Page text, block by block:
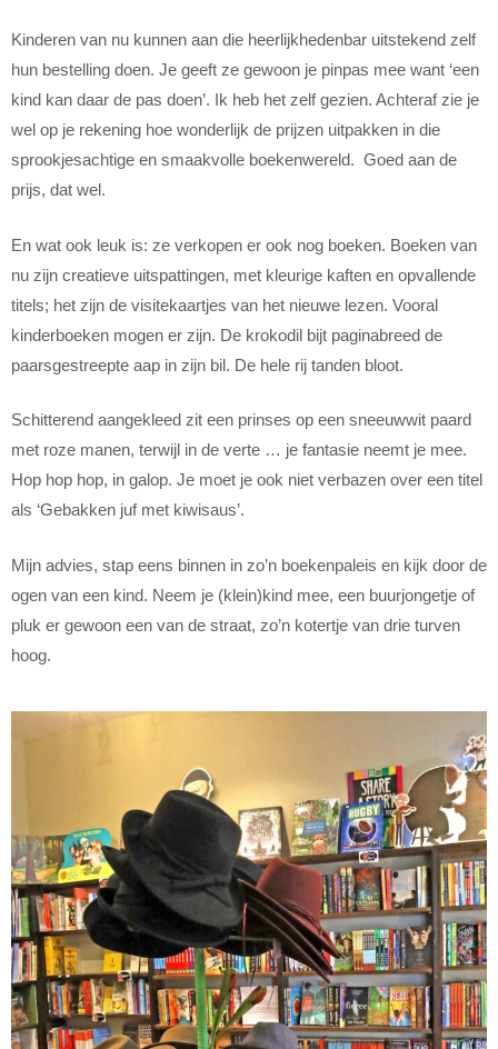
Kinderen van nu kunnen aan die heerlijkhedenbar uitstekend zelf
hun bestelling doen. Je geeft ze gewoon je pinpas mee want ‘een
kind kan daar de pas doen’. Ik heb het zelf gezien. Achteraf zie je
wel op je rekening hoe wonderlijk de prijzen uitpakken in die
sprookjesachtige en smaakvolle boekenwereld. Goed aan de
prijs, dat wel.
En wat ook leuk is: ze verkopen er ook nog boeken. Boeken van
nu zijn creatieve uitspattingen, met kleurige kaften en opvallende
titels; het zijn de visitekaartjes van het nieuwe lezen. Vooral
kinderboeken mogen er zijn. De krokodil bijt paginabreed de
paarsgestreepte aap in zijn bil. De hele rij tanden bloot.
Schitterend aangekleed zit een prinses op een sneeuwwit paard
met roze manen, terwijl in de verte … je fantasie neemt je mee.
Hop hop hop, in galop. Je moet je ook niet verbazen over een titel
als ‘Gebakken juf met kiwisaus’.
Mijn advies, stap eens binnen in zo’n boekenpaleis en kijk door de
ogen van een kind. Neem je (klein)kind mee, een buurjongetje of
pluk er gewoon een van de straat, zo’n kotertje van drie turven
hoog.